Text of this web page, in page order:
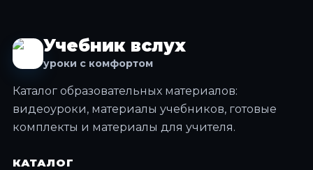
Учебник вслух
уроки с комфортом
Каталог образовательных материалов:
видеоуроки, материалы учебников, готовые
комплекты и материалы для учителя.
КАТАЛОГ